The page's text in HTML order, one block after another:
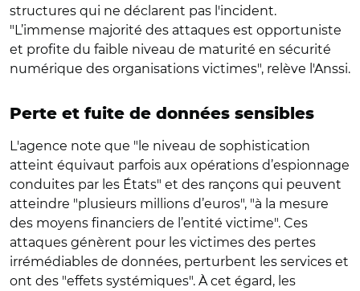
structures qui ne déclarent pas l'incident.
"L’immense majorité des attaques est opportuniste
et profite du faible niveau de maturité en sécurité
numérique des organisations victimes", relève l'Anssi.
Perte et fuite de données sensibles
L'agence note que "le niveau de sophistication
atteint équivaut parfois aux opérations d’espionnage
conduites par les États" et des rançons qui peuvent
atteindre "plusieurs millions d’euros", "à la mesure
des moyens financiers de l’entité victime". Ces
attaques génèrent pour les victimes des pertes
irrémédiables de données, perturbent les services et
ont des "effets systémiques". À cet égard, les